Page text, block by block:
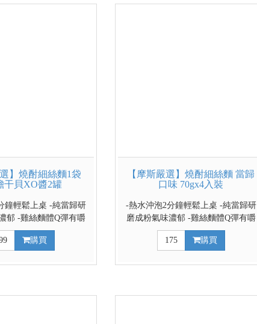
選】燒酎細絲麵1袋
干貝XO醬2罐
鐘輕鬆上桌 -純當歸研
郁 -雞絲麵體Q彈有嚼
包酒包提升香氣
購買
【摩斯嚴選】燒酎細絲麵 當歸
口味 70gx4入裝
-熱水沖泡2分鐘輕鬆上桌 -純當歸研
磨成粉氣味濃郁 -雞絲麵體Q彈有嚼
勁 -附一包酒包提升香氣
175
購買